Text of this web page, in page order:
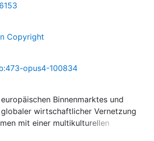
Copyright
opus4-100834
Binnenmarktes und
wirtschaftlicher Vernetzung
mit einer multikulturellen
Der Austausch zwischen